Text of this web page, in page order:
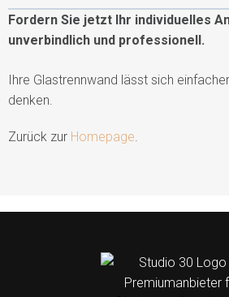
Fordern Sie jetzt Ihr individuelles
unverbindlich und professionell.
Ihre Glastrennwand lässt sich
denken.
Zurück zur Homepage.